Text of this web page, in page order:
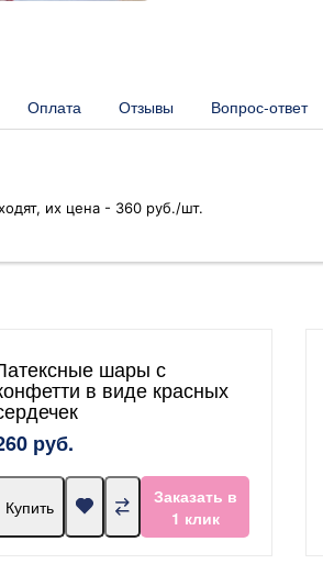
Оплата Отзывы Вопрос-ответ
их цена - 360 руб./шт.
шары с
в виде красных
руб.
Купить
Заказать в
1 клик